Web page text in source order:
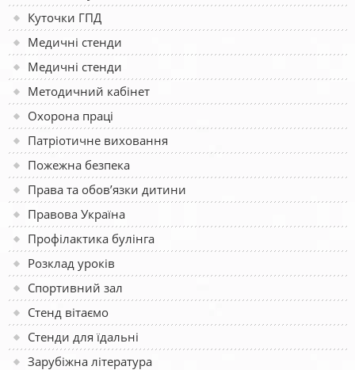
Куточки ГПД
Медичні стенди
Медичні стенди
Методичний кабінет
Охорона праці
Патріотичне виховання
Пожежна безпека
Права та обов’язки дитини
Правова Україна
Профілактика булінга
Розклад уроків
Спортивний зал
Стенд вітаємо
Стенди для їдальні
Зарубіжна література